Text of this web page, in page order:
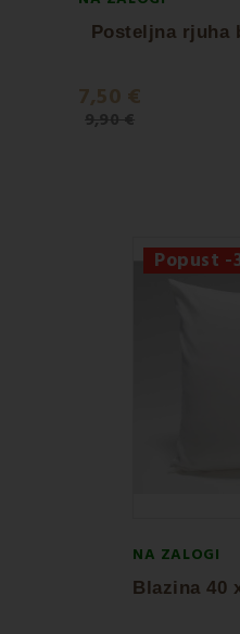
Posteljna rjuha
7,50 €
9,90 €
Popust -
NA ZALOGI